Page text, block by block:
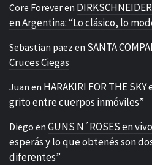
Core Foreveren
en Argentina: “Lo clásico, lo
Sebastian paez en SANTA
Cruces Ciegas
Juan en HARAKIRI FOR THE
grito entre cuerpos inmóviles”
Diego en GUNS N´ROSES en
esperás y lo que obtenés son
diferentes”